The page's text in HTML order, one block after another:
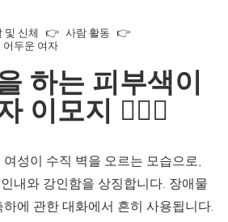
및 신체
사람 활동
어두운 여자
하는 피부색이
이모지 🧗🏿‍♀️
성이 수직 벽을 오르는 모습으로,
내와 강인함을 상징합니다. 장애물
에 관한 대화에서 흔히 사용됩니다.